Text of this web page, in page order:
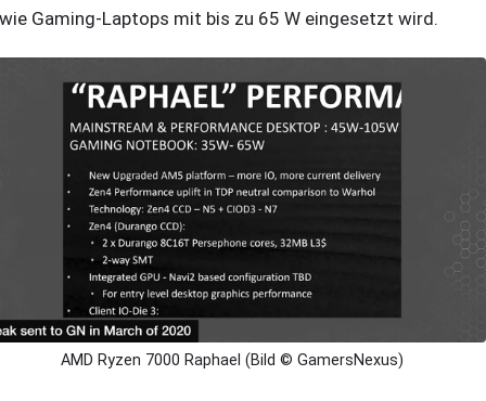
Gaming-Laptops mit bis zu 65 W eingesetzt wird.
AMD Ryzen 7000 Raphael (Bild © GamersNexus)